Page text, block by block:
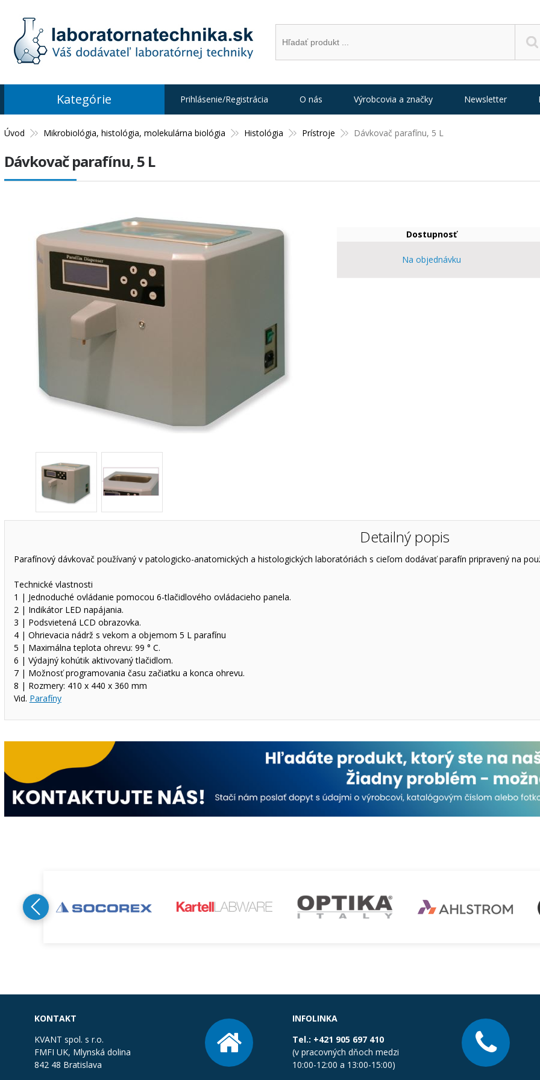
Úvod Mikrobiológia, histológia, molekulárna biológia Histológia Prístroje Dávkovač parafínu, 5 L
Dávkovač parafínu, 5 L
Dostupnosť
Na objednávku
Detailný popis
Parafínový dávkovač používaný v patologicko-anatomických a histologických laboratóriách s cieľom dodávať parafín pripravený na
Technické vlastnosti
1 | Jednoduché ovládanie pomocou 6-tlačidlového ovládacieho panela.
2 | Indikátor LED napájania.
3 | Podsvietená LCD obrazovka.
4 | Ohrievacia nádrž s vekom a objemom 5 L parafínu
5 | Maximálna teplota ohrevu: 99 ° C.
6 | Výdajný kohútik aktivovaný tlačidlom.
7 | Možnosť programovania času začiatku a konca ohrevu.
8 | Rozmery: 410 x 440 x 360 mm
Vid. Parafíny
Kategórie Prihlásenie/Registrácia O nás Výrobcovia a značky Newsletter
KONTAKT
KVANT spol. s r.o.
FMFI UK, Mlynská dolina
842 48 Bratislava
INFOLINKA
Tel.: +421 905 697 410
(v pracovných dňoch medzi
10:00-12:00 a 13:00-15:00)